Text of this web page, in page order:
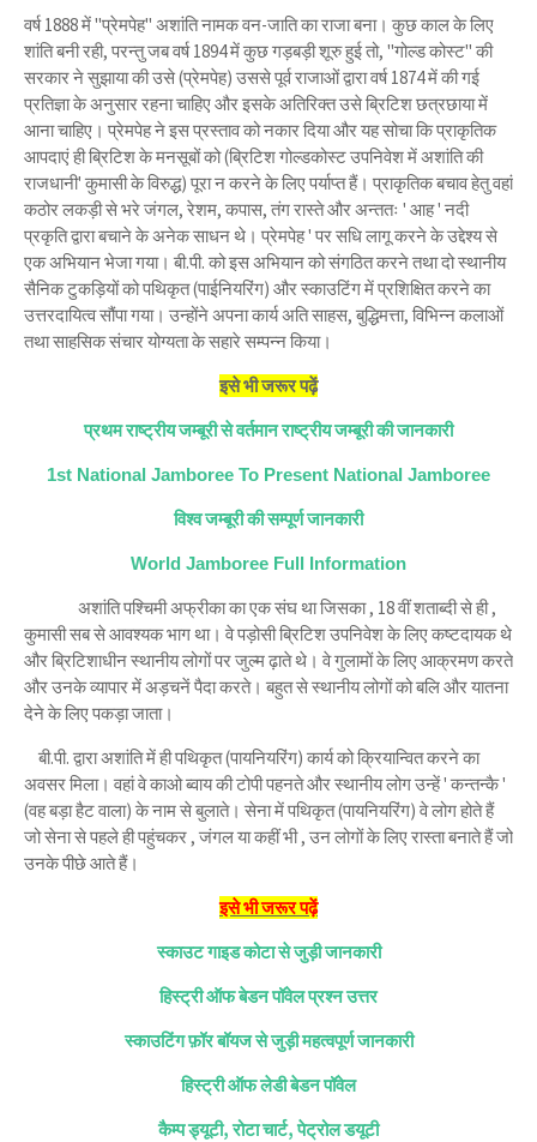
वर्ष 1888 में "प्रेमपेह" अशांति नामक वन-जाति का राजा बना। कुछ काल के लिए
शांति बनी रही, परन्तु जब वर्ष 1894 में कुछ गड़बड़ी शूरु हुई तो, "गोल्ड कोस्ट" की
सरकार ने सुझाया की उसे (प्रेमपेह) उससे पूर्व राजाओं द्वारा वर्ष 1874 में की गई
प्रतिज्ञा के अनुसार रहना चाहिए और इसके अतिरिक्त उसे ब्रिटिश छत्रछाया में
आना चाहिए। प्रेमपेह ने इस प्रस्ताव को नकार दिया और यह सोचा कि प्राकृतिक
आपदाएं ही ब्रिटिश के मनसूबों को (ब्रिटिश गोल्डकोस्ट उपनिवेश में अशांति की
राजधानी' कुमासी के विरुद्ध) पूरा न करने के लिए पर्याप्त हैं। प्राकृतिक बचाव हेतु वहां
कठोर लकड़ी से भरे जंगल, रेशम, कपास, तंग रास्ते और अन्ततः ' आह ' नदी
प्रकृति द्वारा बचाने के अनेक साधन थे। प्रेमपेह ' पर सधि लागू करने के उद्देश्य से
एक अभियान भेजा गया। बी.पी. को इस अभियान को संगठित करने तथा दो स्थानीय
सैनिक टुकड़ियों को पथिकृत (पाईनियरिंग) और स्काउटिंग में प्रशिक्षित करने का
उत्तरदायित्व सौंपा गया। उन्होंने अपना कार्य अति साहस, बुद्धिमत्ता, विभिन्न कलाओं
तथा साहसिक संचार योग्यता के सहारे सम्पन्न किया।
इसे भी जरूर पढ़ें
प्रथम राष्ट्रीय जम्बूरी से वर्तमान राष्ट्रीय जम्बूरी की जानकारी
1st National Jamboree To Present National Jamboree
विश्व जम्बूरी की सम्पूर्ण जानकारी
World Jamboree Full Information
अशांति पश्चिमी अफ्रीका का एक संघ था जिसका , 18 वीं शताब्दी से ही ,
कुमासी सब से आवश्यक भाग था। वे पड़ोसी ब्रिटिश उपनिवेश के लिए कष्टदायक थे
और ब्रिटिशाधीन स्थानीय लोगों पर जुल्म ढ़ाते थे। वे गुलामों के लिए आक्रमण करते
और उनके व्यापार में अड़चनें पैदा करते। बहुत से स्थानीय लोगों को बलि और यातना
देने के लिए पकड़ा जाता।
बी.पी. द्वारा अशांति में ही पथिकृत (पायनियरिंग) कार्य को क्रियान्वित करने का
अवसर मिला। वहां वे काओ ब्वाय की टोपी पहनते और स्थानीय लोग उन्हें ' कन्तन्कै '
(वह बड़ा हैट वाला) के नाम से बुलाते। सेना में पथिकृत (पायनियरिंग) वे लोग होते हैं
जो सेना से पहले ही पहुंचकर , जंगल या कहीं भी , उन लोगों के लिए रास्ता बनाते हैं जो
उनके पीछे आते हैं।
इसे भी जरूर पढ़ें
स्काउट गाइड कोटा से जुड़ी जानकारी
हिस्ट्री ऑफ बेडन पॉवेल प्रश्न उत्तर
स्काउटिंग फ़ॉर बॉयज से जुड़ी महत्वपूर्ण जानकारी
हिस्ट्री ऑफ लेडी बेडन पॉवेल
कैम्प ड्यूटी, रोटा चार्ट, पेट्रोल डयूटी